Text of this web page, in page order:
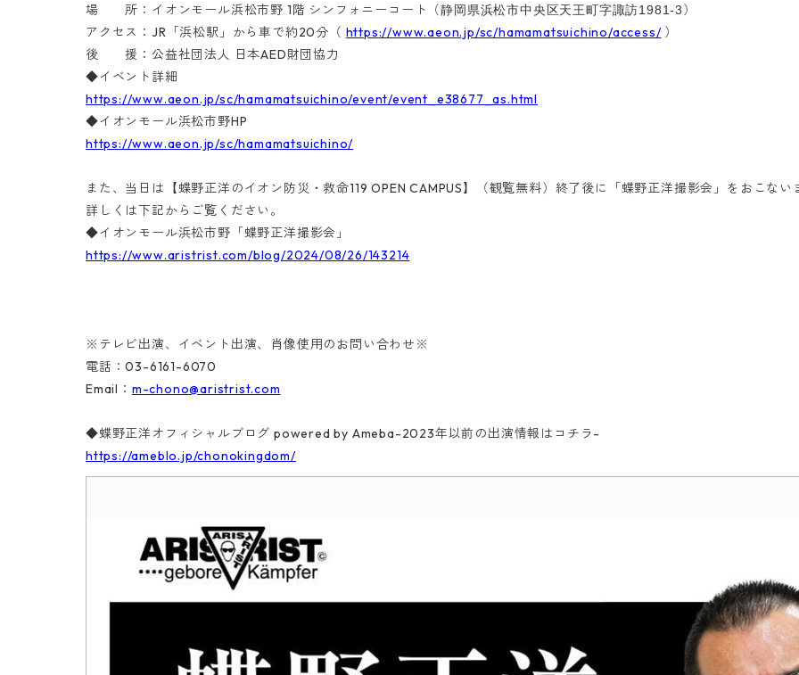
場 所：イオンモール浜松市野 1階 シンフォニーコート（静岡県浜松市中央区天王町字諏訪1981-3）
アクセス：JR「浜松駅」から車で約20分（ https://www.aeon.jp/sc/hamamatsuichino/access/）
後 援：公益社団法人 日本AED財団協力
◆イベント詳細
https://www.aeon.jp/sc/hamamatsuichino/event/event_e38677_as.html
◆イオンモール浜松市野HP
https://www.aeon.jp/sc/hamamatsuichino/
また、当日は【蝶野正洋のイオン防災・救命119 OPEN CAMPUS】（観覧無料）終了後に「蝶野正洋撮影会」をおこない
詳しくは下記からご覧ください。
◆イオンモール浜松市野「蝶野正洋撮影会」
https://www.aristrist.com/blog/2024/08/26/143214
※テレビ出演、イベント出演、肖像使用のお問い合わせ※
電話：03-6161-6070
Email： m-chono@aristrist.com
◆蝶野正洋オフィシャルブログ powered by Ameba-2023年以前の出演情報はコチラ-
https://ameblo.jp/chonokingdom/